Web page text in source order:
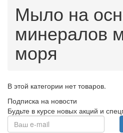
Мыло на
минералов
моря
В этой категории нет товаров.
Подписка на новости
Будьте в курсе новых акций и